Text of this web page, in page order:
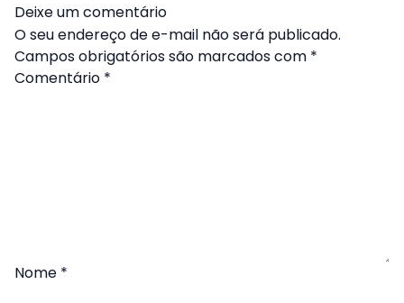
Deixe um comentário
O seu endereço de e-mail não será publicado.
Campos obrigatórios são marcados com *
Comentário *
Nome *